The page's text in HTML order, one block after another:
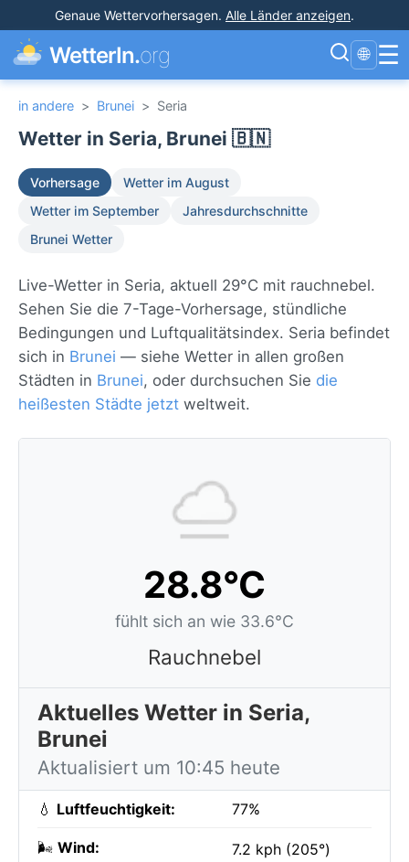
Genaue Wettervorhersagen. Alle Länder anzeigen.
WetterIn.org 🌐 ☰
in andere > Brunei > Seria
Wetter in Seria, Brunei 🇧🇳
Vorhersage
Wetter im August
Wetter im September
Jahresdurchschnitte
Brunei Wetter
Live-Wetter in Seria, aktuell 29°C mit rauchnebel.
Sehen Sie die 7-Tage-Vorhersage, stündliche
Bedingungen und Luftqualitätsindex. Seria befindet
sich in Brunei — siehe Wetter in allen großen
Städten in Brunei, oder durchsuchen Sie die
heißesten Städte jetzt weltweit.
28.8°C
fühlt sich an wie 33.6°C
Rauchnebel
Aktuelles Wetter in Seria,
Brunei
Aktualisiert um 10:45 heute
💧 Luftfeuchtigkeit: 77%
🌬️ Wind: 7.2 kph (205°)